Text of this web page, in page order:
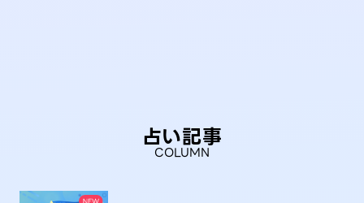
占い記事
COLUMN